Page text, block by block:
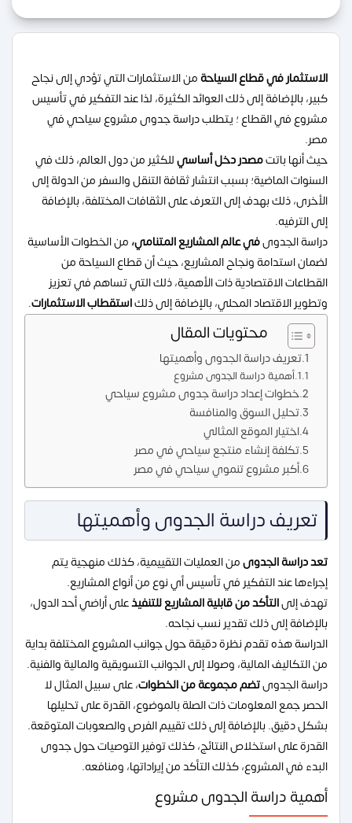
الاستثمار في قطاع السياحةمن الاستثمارات التي تؤدي إلى نجاح
كبير، بالإضافة إلى ذلك العوائد الكثيرة، لذا عند التفكير في تأسيس
مشروع في القطاع ؛ يتطلب دراسة جدوى مشروع سياحي في
مصر.
حيث أنها باتتمصدر دخل أساسيللكثير من دول العالم، ذلك في
السنوات الماضية؛ بسبب انتشار ثقافة التنقل والسفر من الدولة إلى
الأخرى، ذلك بهدف إلى التعرف على الثقافات المختلفة، بالإضافة
إلى الترفيه.
دراسة الجدوىفي عالم المشاريع المتنامي، من الخطوات الأساسية
لضمان استدامة ونجاح المشاريع، حيث أن قطاع السياحة من
القطاعات الاقتصادية ذات الأهمية، ذلك التي تساهم في تعزيز
وتطوير الاقتصاد المحلي، بالإضافة إلى ذلكاستقطاب الاستثمارات.
محتويات المقال
تعريف دراسة الجدوى وأهميتها
أهمية دراسة الجدوى مشروع
خطوات إعداد دراسة جدوى مشروع سياحي
تحليل السوق والمنافسة
اختيار الموقع المثالي
تكلفة إنشاء منتجع سياحي في مصر
أكبر مشروع تنموي سياحي في مصر
تعريف دراسة الجدوى وأهميتها
تعد دراسة الجدوىمن العمليات التقييمية، كذلك منهجية يتم
إجراءها عند التفكير في تأسيس أي نوع من أنواع المشاريع.
تهدف إلىالتأكد من قابلية المشاريع للتنفيذعلى أراضي أحد الدول،
بالإضافة إلى ذلك تقدير نسب نجاحه.
الدراسة هذه تقدم نظرة دقيقة حول جوانب المشروع المختلفة بداية
من التكاليف المالية، وصولا إلى الجوانب التسويقية والمالية والفنية.
دراسة الجدوىتضم مجموعة من الخطوات، على سبيل المثال لا
الحصر جمع المعلومات ذات الصلة بالموضوع، القدرة على تحليلها
بشكل دقيق. بالإضافة إلى ذلك تقييم الفرص والصعوبات المتوقعة.
القدرة على استخلاص النتائج، كذلك توفير التوصيات حول جدوى
البدء في المشروع، كذلك التأكد من إيراداتها، ومنافعه.
أهمية دراسة الجدوى مشروع